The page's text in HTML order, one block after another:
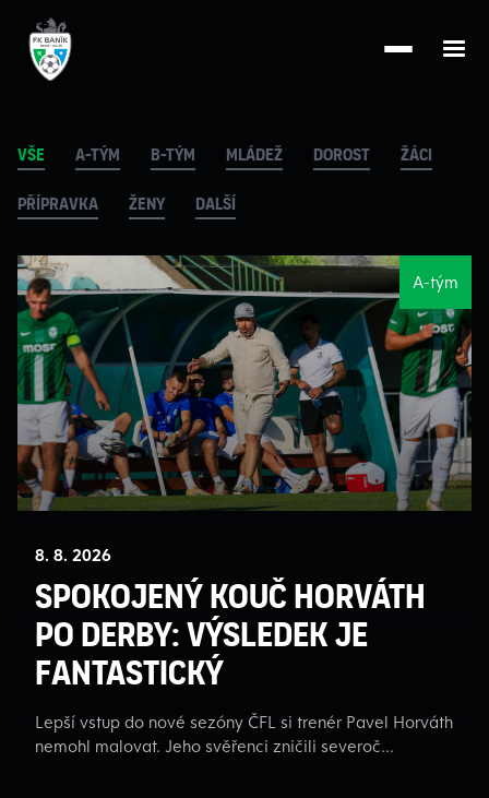
Vše A-tým B-tým Mládež Dorost Žáci
Přípravka Ženy Další
A-tým
8. 8. 2026
Spokojený kouč Horváth
po derby: Výsledek je
fantastický
Lepší vstup do nové sezóny ČFL si trenér Pavel Horváth
nemohl malovat. Jeho svěřenci zničili severoč...